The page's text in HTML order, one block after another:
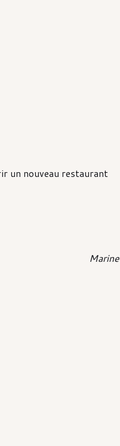
un nouveau restaurant
Marine